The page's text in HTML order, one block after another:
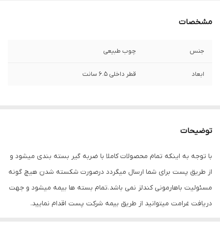
مشخصات
جنس چوب طبیعی
ابعاد قطر داخلی 6.5 سانت
توضیحات
با توجه به اینکه تمام محصولات کاملا با ضربه گیر بسته بندی میشود و
از طریق پست برای شما ارسال میگردد درصورت شکسته شدن هیچ گونه
مسئولیت باهارمونی کندلز نمی باشد .تمام بسته ها بیمه میشود و جهت
دریافت غرامت میتوانید از طریق بیمه شرکت پست اقدام نمایید.